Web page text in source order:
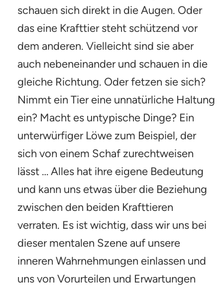
schauen sich direkt in die Augen. Oder
das eine Krafttier steht schützend vor
dem anderen. Vielleicht sind sie aber
auch nebeneinander und schauen in die
gleiche Richtung. Oder fetzen sie sich?
Nimmt ein Tier eine unnatürliche Haltung
ein? Macht es untypische Dinge? Ein
unterwürfiger Löwe zum Beispiel, der
sich von einem Schaf zurechtweisen
lässt … Alles hat ihre eigene Bedeutung
und kann uns etwas über die Beziehung
zwischen den beiden Krafttieren
verraten. Es ist wichtig, dass wir uns bei
dieser mentalen Szene auf unsere
inneren Wahrnehmungen einlassen und
uns von Vorurteilen und Erwartungen